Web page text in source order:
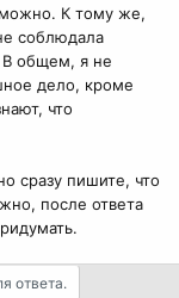
К тому же,
соблюдала
В общем, я не
дело, кроме
что
сразу пишите, что
после ответа
ответа.